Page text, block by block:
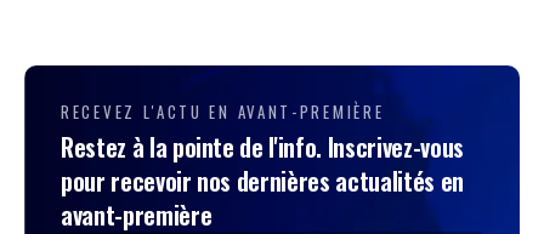
RECEVEZ L'ACTU EN AVANT-PREMIÈRE
Restez à la pointe de l'info. Inscrivez-vous
pour recevoir nos dernières actualités en
avant-première